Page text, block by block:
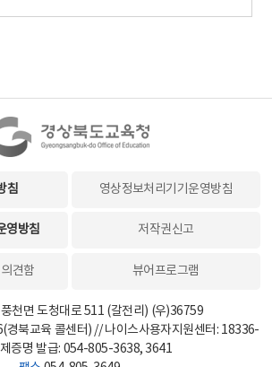
침 영상정보처리기기운영방침
영방침 저작권신고
견함 뷰어프로그램
천면 도청대로 511 (갈전리) (우)36759
북교육 콜센터) // 나이스사용자지원센터: 18336-
증명 발급: 054-805-3638, 3641